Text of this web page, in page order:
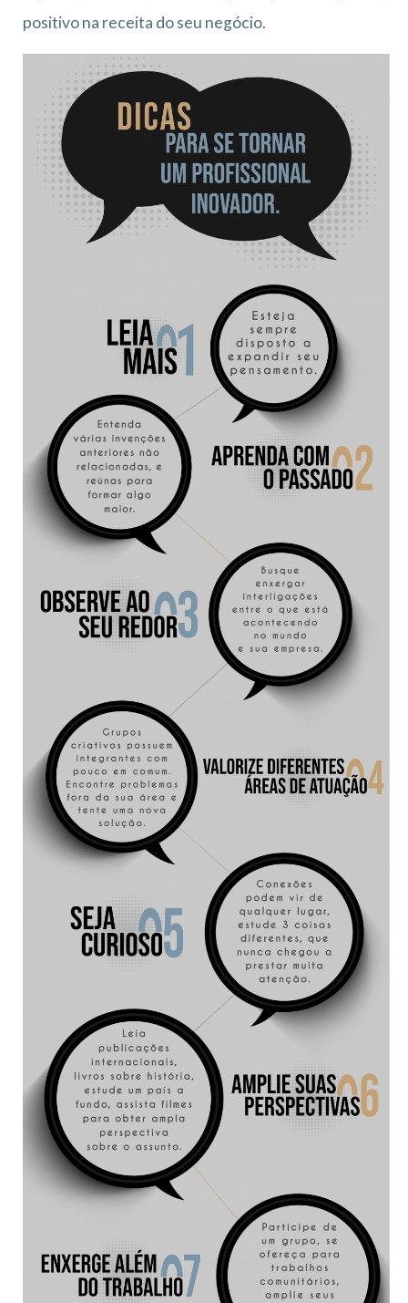
positivo na receita do seu negócio.